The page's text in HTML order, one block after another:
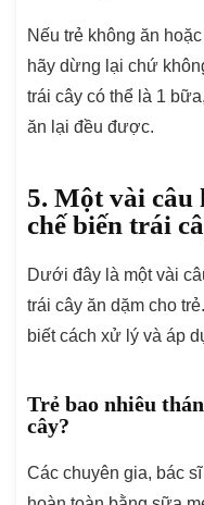
Nếu trẻ không ăn
hãy dừng lại chứ
trái cây có thể là 1
ăn lại đều được.
5. Một vài câu
chế biến trái
Dưới đây là một vài
trái cây ăn dặm cho
biết cách xử lý và áp
Trẻ bao nhiêu
cây?
Các chuyên gia, bác